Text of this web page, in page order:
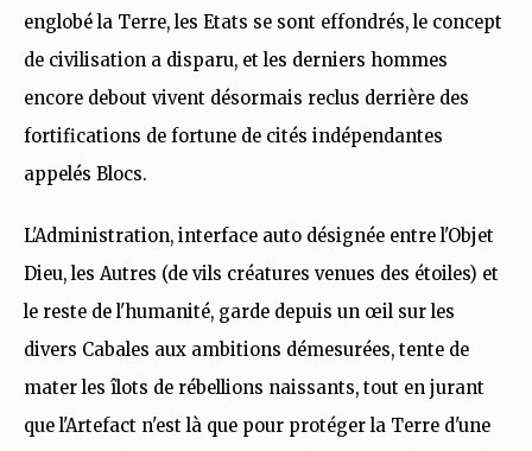
englobé la Terre, les Etats se sont effondrés, le concept
de civilisation a disparu, et les derniers hommes
encore debout vivent désormais reclus derrière des
fortifications de fortune de cités indépendantes
appelés Blocs.
L'Administration, interface auto désignée entre l'Objet
Dieu, les Autres (de vils créatures venues des étoiles) et
le reste de l'humanité, garde depuis un œil sur les
divers Cabales aux ambitions démesurées, tente de
mater les îlots de rébellions naissants, tout en jurant
que l'Artefact n'est là que pour protéger la Terre d'une